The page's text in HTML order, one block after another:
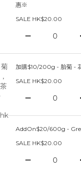
惠※
SALE HK$20.00
加購$10/200g - 胎菊 -
SALE HK$20.00
AddOn$20/600g -
SALE HK$20.00